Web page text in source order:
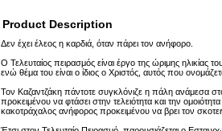
Product Description
Δεν έχει έλεος η καρδιά, όταν πάρει τον ανήφορο.
Ο Τελευταίος πειρασμός είναι έργο της ώριμης ηλικίας
ενώ θέμα του είναι ο ίδιος ο Χριστός, αυτός που
Τον Καζαντζάκη πάντοτε συγκλόνιζε η πάλη ανάμεσα
προκειμένου να φτάσει στην τελειότητα και την
κακοτράχαλος ανήφορος προκειμένου να βρει τον